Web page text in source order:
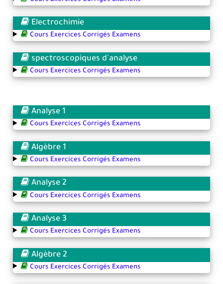
Electrochimie
Cours Exercices Corrigés Examens
spectroscopiques d'analyse
Cours Exercices Corrigés Examens
Analyse 1
Cours Exercices Corrigés Examens
Algèbre 1
Cours Exercices Corrigés Examens
Analyse 2
Cours Exercices Corrigés Examens
Analyse 3
Cours Exercices Corrigés Examens
Algèbre 2
Cours Exercices Corrigés Examens